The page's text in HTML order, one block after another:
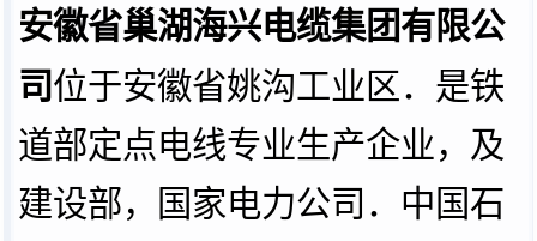
安徽省巢湖海兴电缆集团有限公
司位于安徽省姚沟工业区．是铁
道部定点电线专业生产企业，及
建设部，国家电力公司．中国石